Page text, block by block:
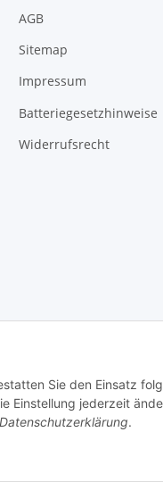
Sie den Einsatz
Einstellung jederzeit
Datenschutzerklärung.
AGB
Sitemap
Impressum
Batteriegesetzhinweise
Widerrufsrecht